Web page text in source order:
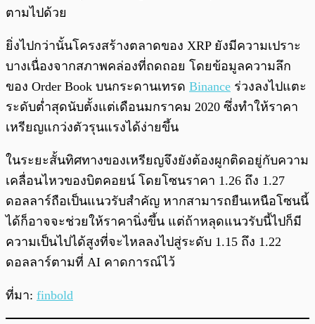
ตามไปด้วย
ยิ่งไปกว่านั้นโครงสร้างตลาดของ XRP ยังมีความเปราะ
บางเนื่องจากสภาพคล่องที่ถดถอย โดยข้อมูลความลึก
ของ Order Book บนกระดานเทรด Binance ร่วงลงไปแตะ
ระดับต่ำสุดนับตั้งแต่เดือนมกราคม 2020 ซึ่งทำให้ราคา
เหรียญแกว่งตัวรุนแรงได้ง่ายขึ้น
ในระยะสั้นทิศทางของเหรียญจึงยังต้องผูกติดอยู่กับความ
เคลื่อนไหวของบิตคอยน์ โดยโซนราคา 1.26 ถึง 1.27
ดอลลาร์ถือเป็นแนวรับสำคัญ หากสามารถยืนเหนือโซนนี้
ได้ก็อาจจะช่วยให้ราคานิ่งขึ้น แต่ถ้าหลุดแนวรับนี้ไปก็มี
ความเป็นไปได้สูงที่จะไหลลงไปสู่ระดับ 1.15 ถึง 1.22
ดอลลาร์ตามที่ AI คาดการณ์ไว้
ที่มา: finbold